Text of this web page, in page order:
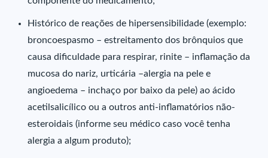
Histórico de reações de hipersensibilidade (exemplo:
broncoespasmo – estreitamento dos brônquios que
causa dificuldade para respirar, rinite – inflamação da
mucosa do nariz, urticária –alergia na pele e
angioedema – inchaço por baixo da pele) ao ácido
acetilsalicílico ou a outros anti-inflamatórios não-
esteroidais (informe seu médico caso você tenha
alergia a algum produto);